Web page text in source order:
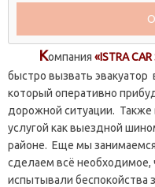
Компания «ISTRA CAR
быстро вызвать эвакуатор
который оперативно
дорожной ситуации.
услугой как выездной
районе. Еще мы
сделаем всё необходимое,
испытывали беспокойства